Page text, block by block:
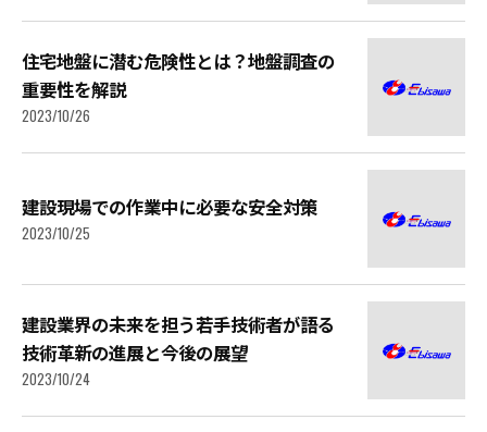
住宅地盤に潜む危険性とは？地盤調査の
重要性を解説
2023/10/26
建設現場での作業中に必要な安全対策
2023/10/25
建設業界の未来を担う若手技術者が語る
技術革新の進展と今後の展望
2023/10/24